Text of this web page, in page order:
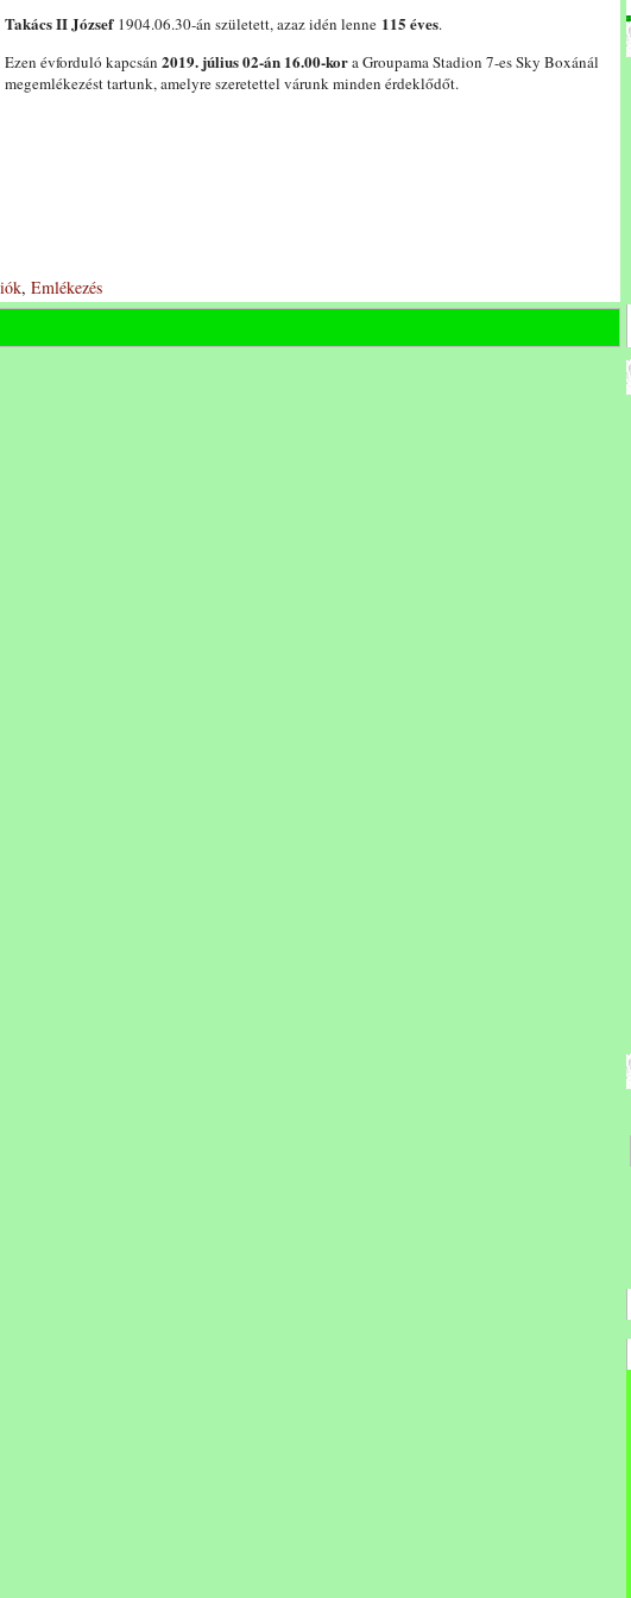
Takács II József1904.06.30-án született, azaz idén lenne 115 éves.
Ezen évforduló kapcsán 2019. július 02-án 16.00-kora Groupama Stadion 7-es Sky Boxánál
megemlékezést tartunk, amelyre szeretettel várunk minden érdeklődőt.
, Emlékezés